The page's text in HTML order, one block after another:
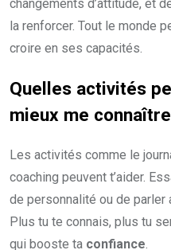
changements d’attitude, et
la renforcer. Tout le monde
croire en ses capacités.
Quelles activités
mieux me
Les activités comme le
coaching peuvent t’aider.
de personnalité ou de parler
Plus tu te connais, plus tu
qui booste ta confiance.